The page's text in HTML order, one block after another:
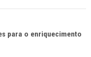
para o enriquecimento